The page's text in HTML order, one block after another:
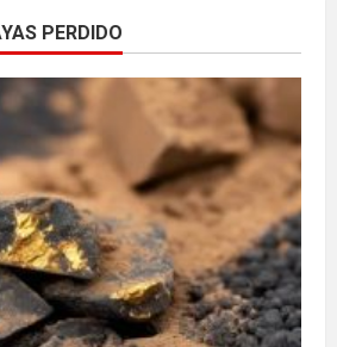
PERDIDO